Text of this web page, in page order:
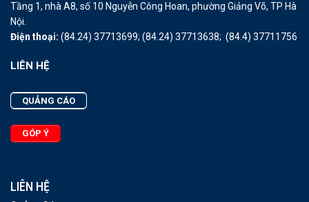
Tầng 1, nhà A8, số 10 Nguyễn Công Hoan, phường Giảng Võ, TP Hà
Nội.
Điện thoại: (84.24) 37713699; (84.24) 37713638; (84.4) 37711756
LIÊN HỆ
QUẢNG CÁO
GÓP Ý
LIÊN HỆ